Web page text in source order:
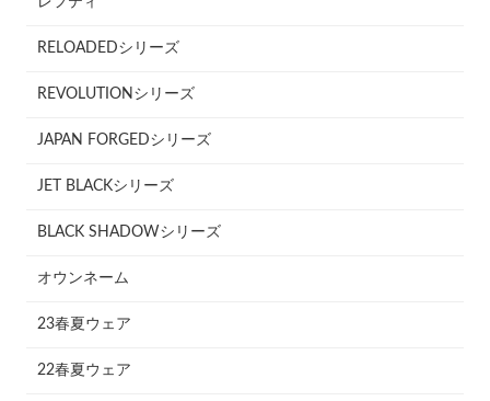
RELOADEDシリーズ
REVOLUTIONシリーズ
JAPAN FORGEDシリーズ
JET BLACKシリーズ
BLACK SHADOWシリーズ
オウンネーム
23春夏ウェア
22春夏ウェア